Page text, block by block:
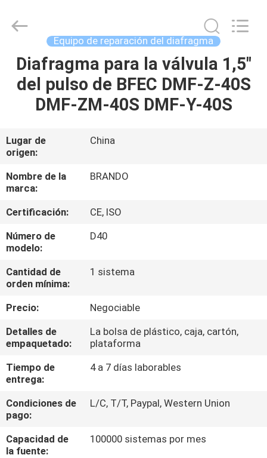
EN
CASA
SOBRE
NOSOTROS
RECORRIDO
POR
FÁBRICA
CONTROL
DE
CALIDAD
CONTACTA
CON
NOSOTROS
Hardware
Reserved.
Equipo de reparación del diafragma
Diafragma para la válvula 1,5"
del pulso de BFEC DMF-Z-40S
DMF-ZM-40S DMF-Y-40S
Lugar de
origen:
China
Nombre de la
marca:
BRANDO
Certificación:
CE, ISO
Número de
modelo:
D40
Cantidad de
orden mínima:
1 sistema
Precio:
Negociable
Detalles de
empaquetado:
La bolsa de plástico, caja, cartón,
plataforma
Tiempo de
entrega:
4 a 7 días laborables
Condiciones de
pago:
L/C, T/T, Paypal, Western Union
Capacidad de
la fuente:
100000 sistemas por mes